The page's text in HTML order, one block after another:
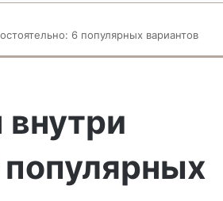
6 популярных вариантов